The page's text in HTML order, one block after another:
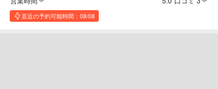
直近の予約可能時間：08/08